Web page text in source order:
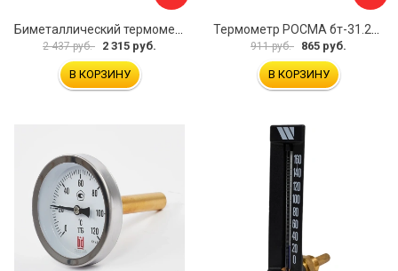
2 437 руб. 2 315 руб.
В КОРЗИНУ
911 руб. 865 руб.
В КОРЗИНУ